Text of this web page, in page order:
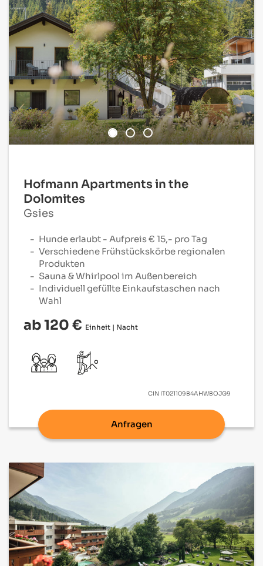
Hofmann Apartments in the
Dolomites
Gsies
Hunde erlaubt - Aufpreis € 15,- pro Tag
Verschiedene Frühstückskörbe regionalen
Produkten
Sauna & Whirlpool im Außenbereich
Individuell gefüllte Einkaufstaschen nach
Wahl
ab 120 € Einheit | Nacht
CIN IT021109B4AHWBOJG9
Anfragen